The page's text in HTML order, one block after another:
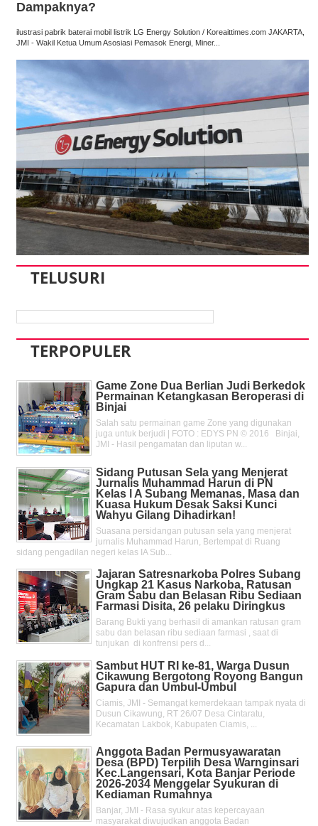
Dampaknya?
ilustrasi pabrik baterai mobil listrik LG Energy Solution / Koreaittimes.com JAKARTA,
JMI - Wakil Ketua Umum Asosiasi Pemasok Energi, Miner...
TELUSURI
TERPOPULER
Game Zone Dua Berlian Judi Berkedok
Permainan Ketangkasan Beroperasi di
Binjai
Salah satu permainan game Zone yang digunakan
juga untuk berjudi | FOTO : EDYS PN © 2016 Binjai,
JMI - Hasil pengamatan dan liputan w...
Sidang Putusan Sela yang Menjerat
Jurnalis Muhammad Harun di PN
Kelas l A Subang Memanas, Masa dan
Kuasa Hukum Desak Saksi Kunci
Wahyu Gilang Dihadirkan!
Suasana persidangan putusan sela yang menjerat
jurnalis Muhammad Harun, Bertempat di Ruang
sidang pengadilan negeri kelas IA Sub...
Jajaran Satresnarkoba Polres Subang
Ungkap 21 Kasus Narkoba, Ratusan
Gram Sabu dan Belasan Ribu Sediaan
Farmasi Disita, 26 pelaku Diringkus
Barang Bukti yang berhasil di amankan ratusan gram
sabu dan belasan ribu sediaan farmasi , saat di
tunjukan di konfrensi pers d...
Sambut HUT RI ke-81, Warga Dusun
Cikawung Bergotong Royong Bangun
Gapura dan Umbul-Umbul
Ciamis, JMI - Semangat kemerdekaan tampak nyata di
Dusun Cikawung, RT 26/07 Desa Cintaratu,
Kecamatan Lakbok, Kabupaten Ciamis, ...
Anggota Badan Permusyawaratan
Desa (BPD) Terpilih Desa Warnginsari
Kec.Langensari, Kota Banjar Periode
2026-2034 Menggelar Syukuran di
Kediaman Rumahnya
Banjar, JMI - Rasa syukur atas kepercayaan
masyarakat diwujudkan anggota Badan